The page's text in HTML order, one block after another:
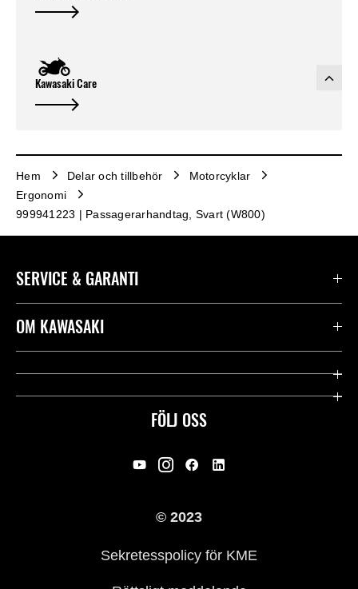
Kawasaki Care
Hem Delar och tillbehör
Motorcyklar
Ergonomi
999941223 | Passagerarhandtag, Svart (W800)
FÖLJ OSS
SERVICE & GARANTI
Kontakta oss
Användbara länkar
Rättsligt & Sekretess
OM KAWASAKI
Företag
© 2023
Sekretesspolicy för KME